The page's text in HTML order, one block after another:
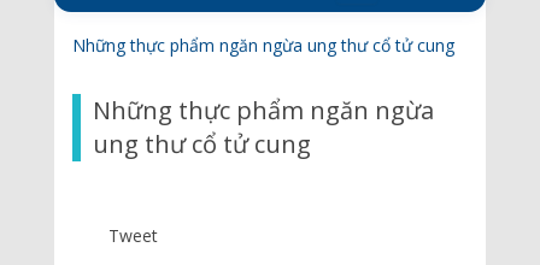
to
content
Những thực phẩm ngăn ngừa ung thư cổ tử cung
Những thực phẩm ngăn ngừa
ung thư cổ tử cung
Tweet